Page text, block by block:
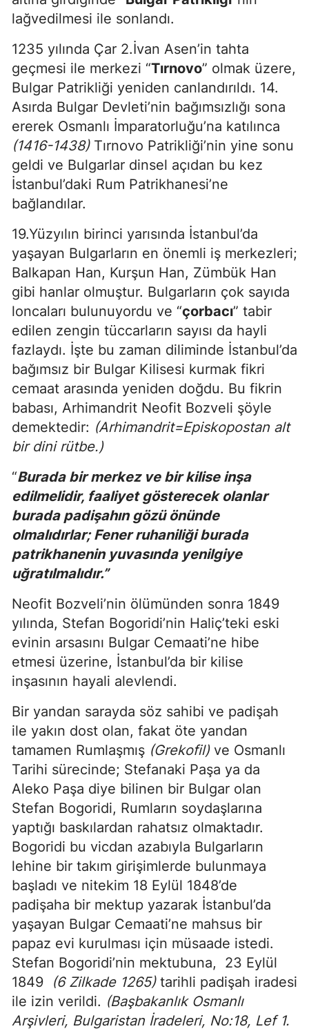
lağvedilmesi ile sonlandı.
1235 yılında Çar 2.İvan Asen’in tahta
geçmesi ile merkezi “Tırnovo” olmak üzere,
Bulgar Patrikliği yeniden canlandırıldı. 14.
Asırda Bulgar Devleti’nin bağımsızlığı sona
ererek Osmanlı İmparatorluğu’na katılınca
(1416-1438)Tırnovo Patrikliği’nin yine sonu
geldi ve Bulgarlar dinsel açıdan bu kez
İstanbul’daki Rum Patrikhanesi’ne
bağlandılar.
19.Yüzyılın birinci yarısında İstanbul’da
yaşayan Bulgarların en önemli iş merkezleri;
Balkapan Han, Kurşun Han, Zümbük Han
gibi hanlar olmuştur. Bulgarların çok sayıda
loncaları bulunuyordu ve “çorbacı” tabir
edilen zengin tüccarların sayısı da hayli
fazlaydı. İşte bu zaman diliminde İstanbul’da
bağımsız bir Bulgar Kilisesi kurmak fikri
cemaat arasında yeniden doğdu. Bu fikrin
babası, Arhimandrit Neofit Bozveli şöyle
demektedir: (Arhimandrit=Episkopostan alt
bir dini rütbe.)
“Burada bir merkez ve bir kilise inşa
edilmelidir, faaliyet gösterecek olanlar
burada padişahın gözü önünde
olmalıdırlar; Fener ruhaniliği burada
patrikhanenin yuvasında yenilgiye
uğratılmalıdır.”
Neofit Bozveli’nin ölümünden sonra 1849
yılında, Stefan Bogoridi’nin Haliç’teki eski
evinin arsasını Bulgar Cemaati’ne hibe
etmesi üzerine, İstanbul’da bir kilise
inşasının hayali alevlendi.
Bir yandan sarayda söz sahibi ve padişah
ile yakın dost olan, fakat öte yandan
tamamen Rumlaşmış (Grekofil)ve Osmanlı
Tarihi sürecinde; Stefanaki Paşa ya da
Aleko Paşa diye bilinen bir Bulgar olan
Stefan Bogoridi, Rumların soydaşlarına
yaptığı baskılardan rahatsız olmaktadır.
Bogoridi bu vicdan azabıyla Bulgarların
lehine bir takım girişimlerde bulunmaya
başladı ve nitekim 18 Eylül 1848’de
padişaha bir mektup yazarak İstanbul’da
yaşayan Bulgar Cemaati’ne mahsus bir
papaz evi kurulması için müsaade istedi.
Stefan Bogoridi’nin mektubuna, 23 Eylül
1849
(6 Zilkade 1265)tarihli padişah iradesi
ile izin verildi. (Başbakanlık Osmanlı
Arşivleri, Bulgaristan İradeleri, No:18, Lef 1.